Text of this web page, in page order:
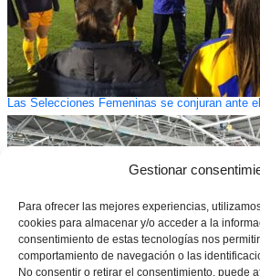
Gestionar
Para ofrecer las mejores experiencias,
cookies para almacenar y/o acceder a la
consentimiento de estas tecnologías nos
comportamiento de navegación o las
No consentir o retirar el consentimiento, puede
Las Selecciones Femeninas se conjuran ante